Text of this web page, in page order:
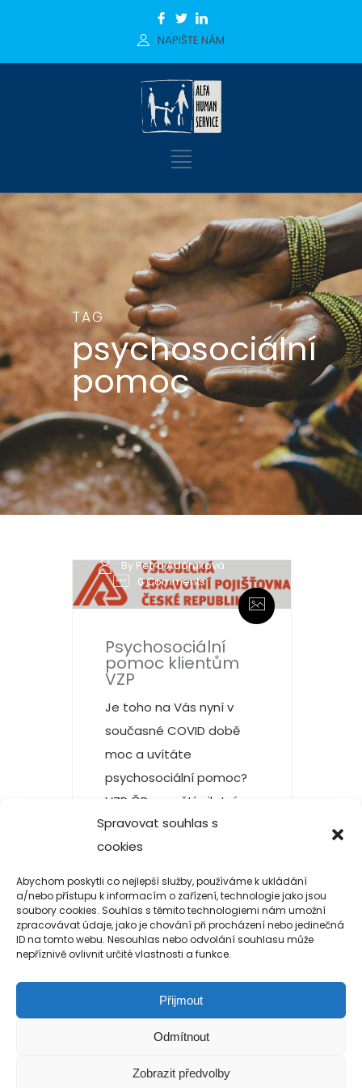
Spravovat souhlas s
cookies
Abychom poskytli co nejlepší služby, používáme k ukládání
a/nebo přístupu k informacím o zařízení, technologie jako jsou
soubory cookies. Souhlas s těmito technologiemi nám umožní
zpracovávat údaje, jako je chování při procházení nebo jedinečná
ID na tomto webu. Nesouhlas nebo odvolání souhlasu může
nepříznivě ovlivnit určité vlastnosti a funkce.
Přijmout
Odmítnout
Zobrazit předvolby
NAPIŠTE NÁM
TAG
psychosociální
pomoc
By Petra Adámková
0 Comments
Psychosociální
pomoc klientům
VZP
Je toho na Vás nyní v
současné COVID době
moc a uvítáte
psychosociální pomoc?
VZP ČR spouští pilotní
projekt pro zvýšení
dostupnosti
Vyberte si terapeuta ze
„seznamu odborníků“ […]
READ MORE